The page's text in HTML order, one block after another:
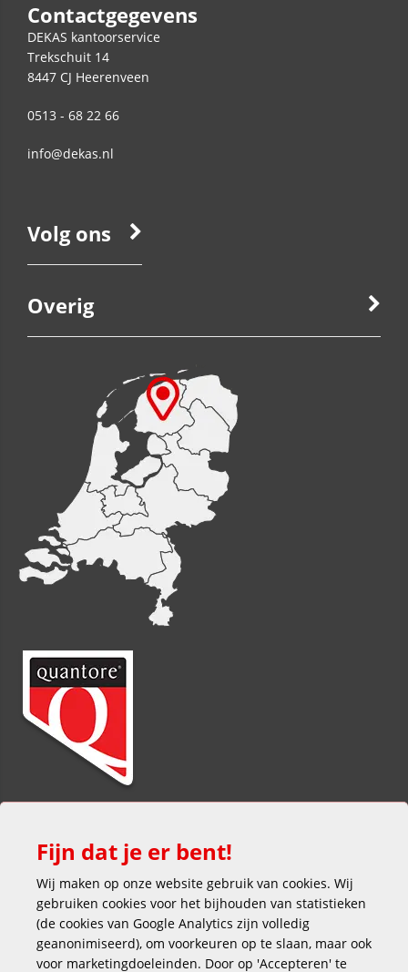
Contactgegevens
DEKAS kantoorservice
Trekschuit 14
8447 CJ Heerenveen
0513 - 68 22 66
info@dekas.nl
Volg ons
Overig
Veilig en gemakkelijk betalen
Fijn dat je er bent!
Wij maken op onze website gebruik van cookies. Wij
gebruiken cookies voor het bijhouden van statistieken
(de cookies van Google Analytics zijn volledig
geanonimiseerd), om voorkeuren op te slaan, maar ook
voor marketingdoeleinden. Door op 'Accepteren' te